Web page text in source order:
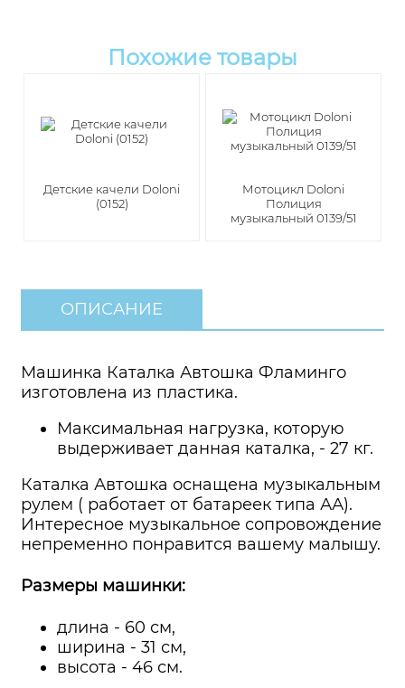
Похожие товары
Детские качели Doloni
(0152)
Мотоцикл Doloni
Полиция
музыкальный 0139/51
ОПИСАНИЕ
Машинка Каталка Автошка Фламинго
изготовлена из пластика.
Максимальная нагрузка, которую
выдерживает данная каталка, - 27 кг.
Каталка Автошка оснащена музыкальным
рулем ( работает от батареек типа АА).
Интересное музыкальное сопровождение
непременно понравится вашему малышу.
Размеры машинки:
длина - 60 см,
ширина - 31 см,
высота - 46 см.